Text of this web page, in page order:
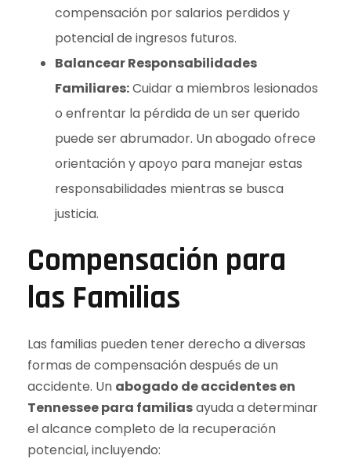
compensación por salarios perdidos y
potencial de ingresos futuros.
Balancear Responsabilidades
Familiares:Cuidar a miembros lesionados
o enfrentar la pérdida de un ser querido
puede ser abrumador. Un abogado ofrece
orientación y apoyo para manejar estas
responsabilidades mientras se busca
justicia.
Compensación para
las Familias
Las familias pueden tener derecho a diversas
formas de compensación después de un
accidente. Un abogado de accidentes en
Tennessee para familiasayuda a determinar
el alcance completo de la recuperación
potencial, incluyendo: